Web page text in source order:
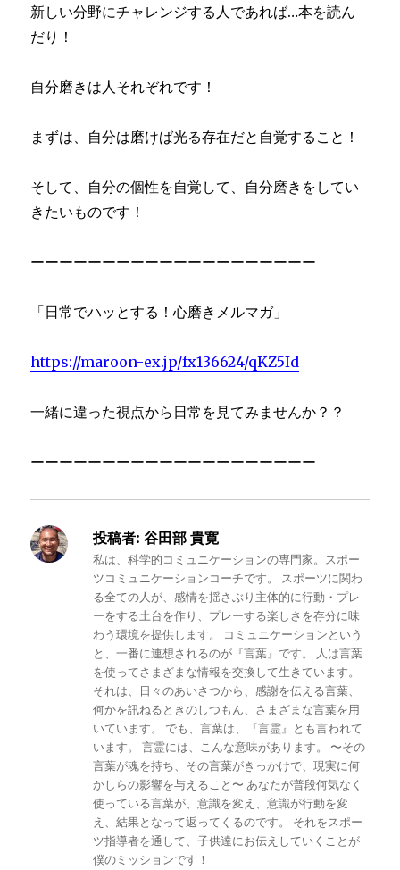
新しい分野にチャレンジする人であれば…本を読ん
だり！
自分磨きは人それぞれです！
まずは、自分は磨けば光る存在だと自覚すること！
そして、自分の個性を自覚して、自分磨きをしてい
きたいものです！
ーーーーーーーーーーーーーーーーーーーー
「日常でハッとする！心磨きメルマガ」
https://maroon-ex.jp/fx136624/qKZ5Id
一緒に違った視点から日常を見てみませんか？？
ーーーーーーーーーーーーーーーーーーーー
投稿者: 谷田部 貴寛
私は、科学的コミュニケーションの専門家。スポー
ツコミュニケーションコーチです。 スポーツに関わ
る全ての人が、感情を揺さぶり主体的に行動・プレ
ーをする土台を作り、プレーする楽しさを存分に味
わう環境を提供します。 コミュニケーションという
と、一番に連想されるのが『言葉』です。 人は言葉
を使ってさまざまな情報を交換して生きています。
それは、日々のあいさつから、感謝を伝える言葉、
何かを訊ねるときのしつもん、さまざまな言葉を用
いています。 でも、言葉は、『言霊』とも言われて
います。 言霊には、こんな意味があります。 〜その
言葉が魂を持ち、その言葉がきっかけで、現実に何
かしらの影響を与えること〜 あなたが普段何気なく
使っている言葉が、意識を変え、意識が行動を変
え、結果となって返ってくるのです。 それをスポー
ツ指導者を通して、子供達にお伝えしていくことが
僕のミッションです！